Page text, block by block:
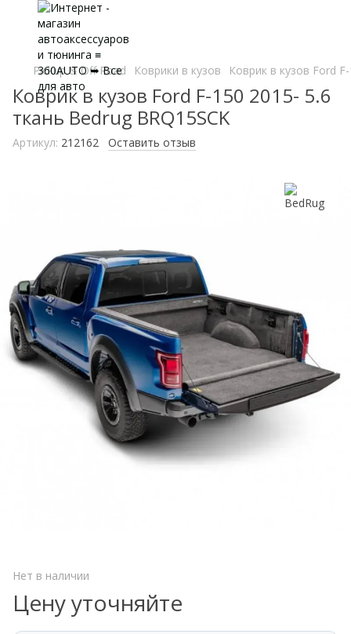
Pickup & Off Road Коврики в кузов Коврик в кузов Ford
Коврик в кузов Ford F-150 2015- 5.6
ткань Bedrug BRQ15SCK
Артикул: 212162 Оставить отзыв
Нет в наличии
Цену уточняйте